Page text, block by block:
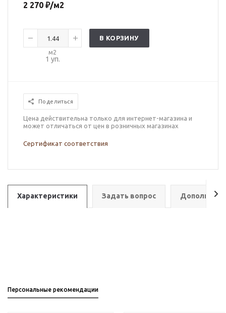
2 270 ₽/м2
м2
1 уп.
В КОРЗИНУ
Поделиться
Цена действительна только для интернет-магазина и
может отличаться от цен в розничных магазинах
Сертификат соответствия
Характеристики Задать вопрос
Персональные рекомендации